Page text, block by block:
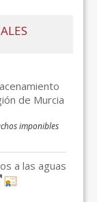
de Murcia
imponibles
a las aguas